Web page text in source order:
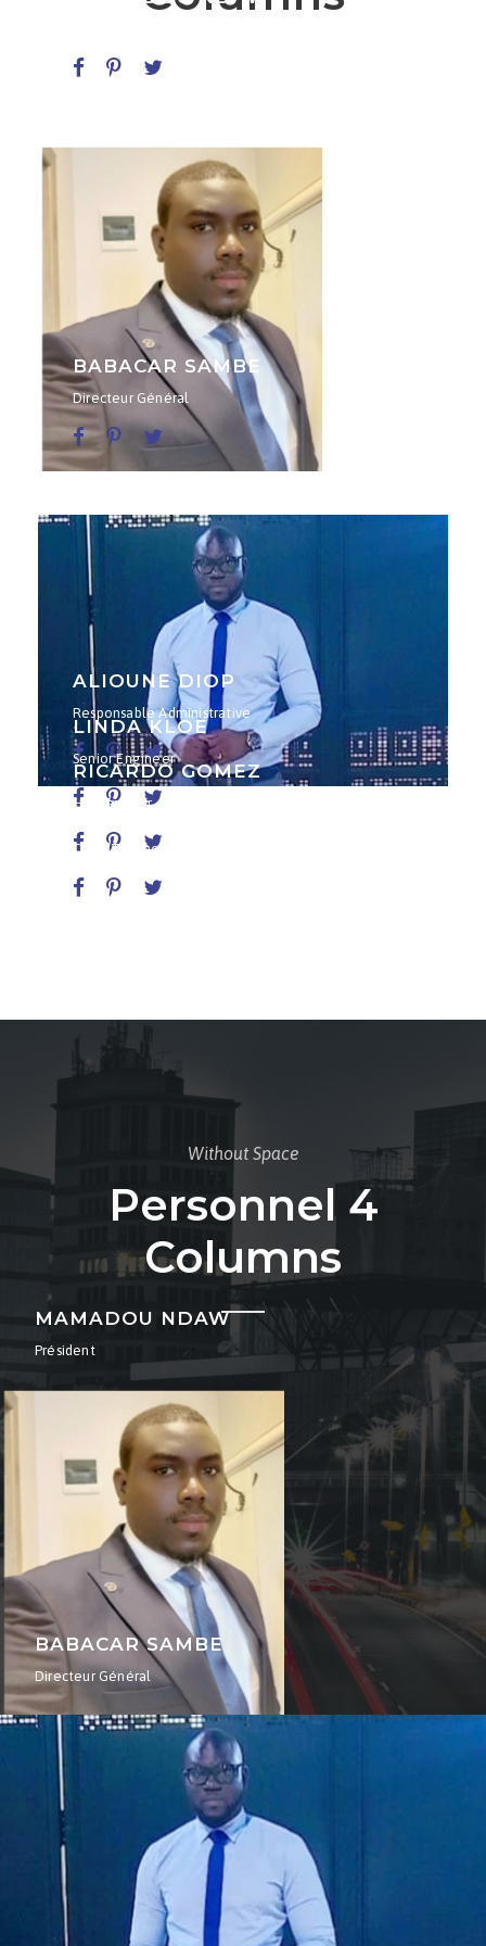
BABACAR SAMBE
Directeur Général
ALIOUNE DIOP
Responsable Administrative
LINDA KLOE
Senior Engineer
RICARDO GOMEZ
HR Manager
Chief Technology Officer
Without Space
Personnel 4
Columns
MAMADOU NDAW
Président
BABACAR SAMBE
Directeur Général